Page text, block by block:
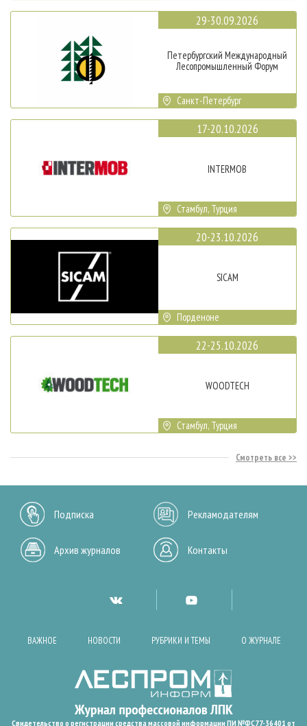
29-30.09.2026
Петербургский Международный
Лесопромышленный Форум
Санкт-Петербург
17-20.10.2026
INTERMOB
Стамбул, Турция
20-23.10.2026
SICAM
Порденоне
22-25.10.2026
WOODTECH
Стамбул, Турция
Смотреть все
Подписка Рекламодателям
Архив журналов Контакты
ВАЖНОЕ НОВОСТИ РУБРИКИ И ТЕМЫ О ЖУРНАЛЕ
Свидетельство о регистрации средства массовой информации ПИ №ФС77-36401 от